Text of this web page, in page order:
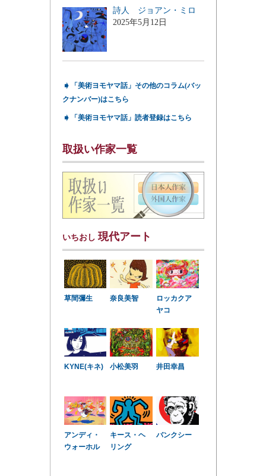
詩人 ジョアン・ミロ
2025年5月12日
➧
「美術ヨモヤマ話」その他のコラム(バッ
クナンバー)はこちら
➧ 「美術ヨモヤマ話」読者登録はこちら
取扱い作家一覧
いちおし 現代アート
草間彌生 奈良美智
ロッカクア
ヤコ
KYNE(キネ) 小松美羽 井田幸昌
アンディ・
ウォーホル
キース・ヘ
リング
バンクシー